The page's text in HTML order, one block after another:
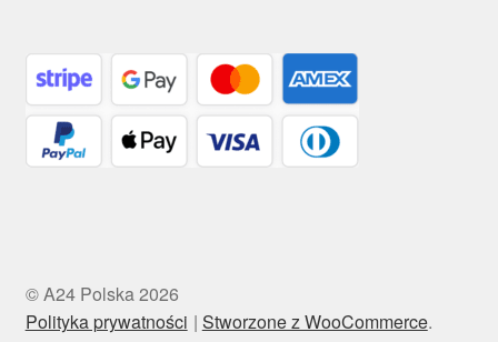
© A24 Polska 2026
Polityka prywatności
Stworzone z WooCommerce.